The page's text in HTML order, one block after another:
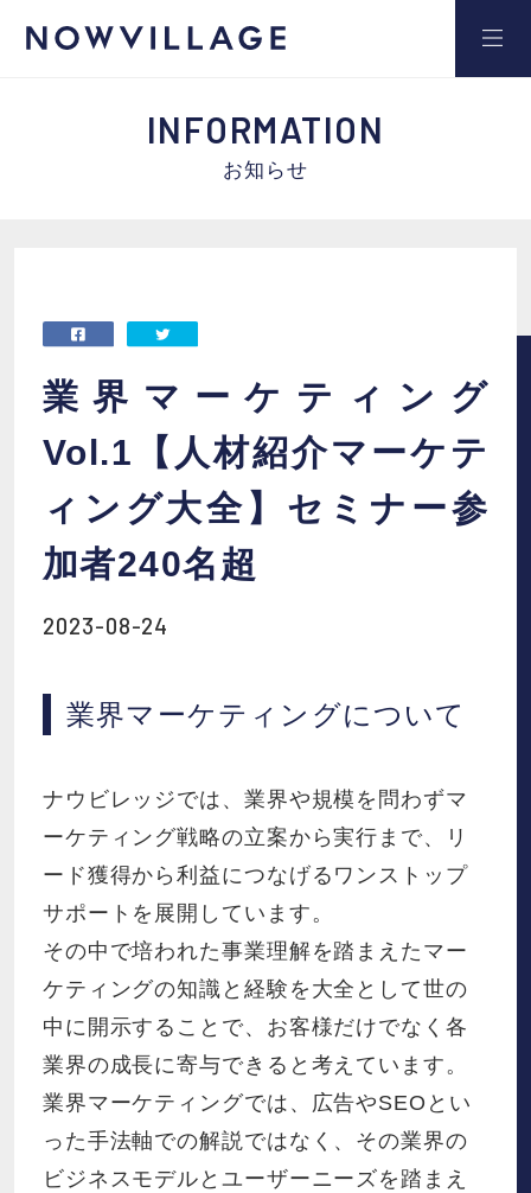
INFORMATION
お知らせ
業界マーケティング
Vol.1【人材紹介マーケテ
ィング大全】セミナー参
加者240名超
2023-08-24
業界マーケティングについて
ナウビレッジでは、業界や規模を問わずマ
ーケティング戦略の立案から実行まで、リ
ード獲得から利益につなげるワンストップ
サポートを展開しています。
その中で培われた事業理解を踏まえたマー
ケティングの知識と経験を大全として世の
中に開示することで、お客様だけでなく各
業界の成長に寄与できると考えています。
業界マーケティングでは、広告やSEOとい
った手法軸での解説ではなく、その業界の
ビジネスモデルとユーザーニーズを踏まえ
セミナー
ブログ
お役立ち資料
お知らせ
会社概要
IR
採用情報
資料請求 お問い合わせ